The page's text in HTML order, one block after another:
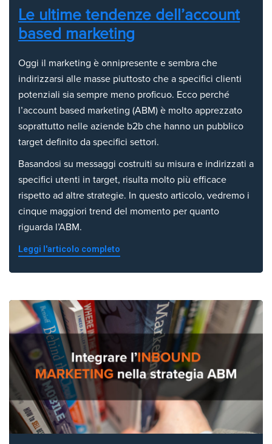
Le ultime tendenze dell’account
based marketing
Oggi il marketing è onnipresente e sembra che
indirizzarsi alle masse piuttosto che a specifici clienti
potenziali sia sempre meno proficuo. Ecco perché
l’account based marketing (ABM) è molto apprezzato
soprattutto nelle aziende b2b che hanno un pubblico
target definito da specifici settori.
Basandosi su messaggi costruiti su misura e indirizzati a
specifici utenti in target, risulta molto più efficace
rispetto ad altre strategie. In questo articolo, vedremo i
cinque maggiori trend del momento per quanto
riguarda l’ABM.
Leggi l'articolo completo